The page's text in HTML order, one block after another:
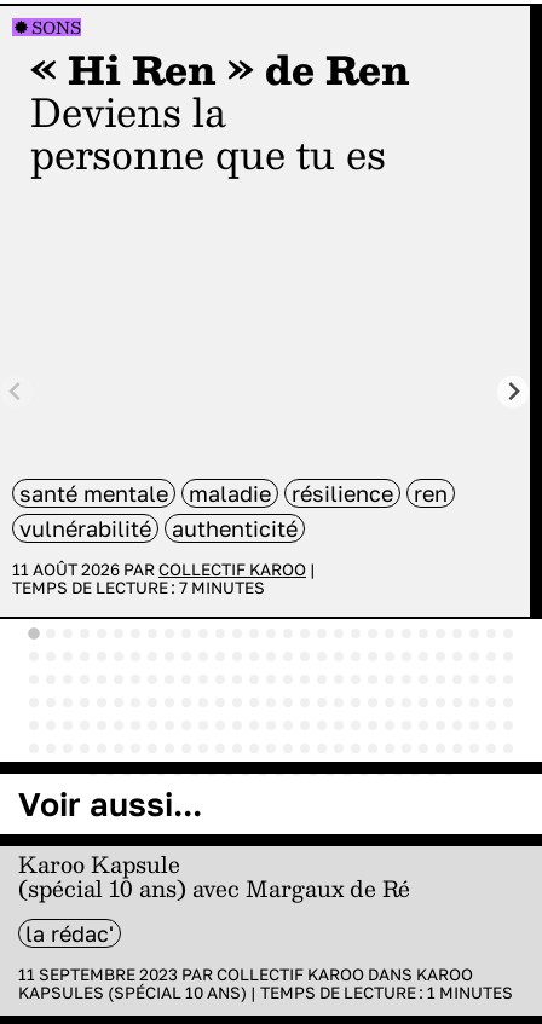
SONS
« Hi Ren » de Ren
Deviens la
personne que tu es
santé mentale maladie résilience
ren
vulnérabilité
authenticité
11 AOÛT 2026 PARCOLLECTIF KAROO |
TEMPS DE LECTURE : 7 MINUTES
Voir aussi...
Karoo Kapsule
(spécial 10 ans) avec Margaux de Ré
la rédac'
11 SEPTEMBRE 2023 PARCOLLECTIF KAROO DANS KAROO
KAPSULES (SPÉCIAL 10 ANS) | TEMPS DE LECTURE : 1 MINUTES